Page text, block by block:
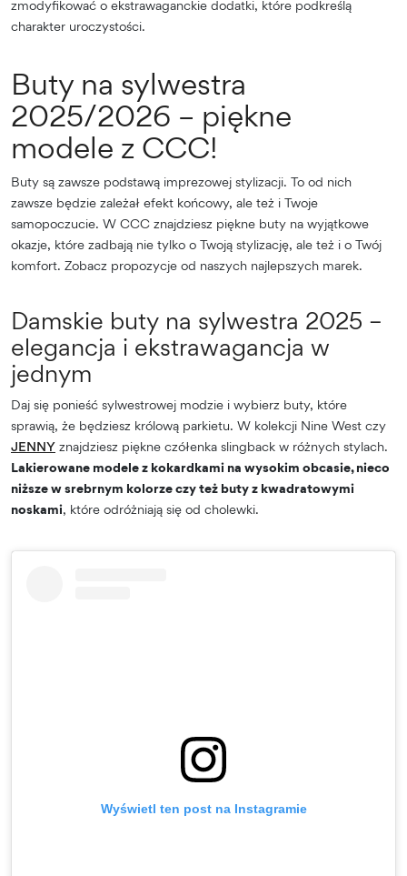
zmodyfikować o ekstrawaganckie dodatki, które podkreślą
charakter uroczystości.
Buty na sylwestra
2025/2026 – piękne
modele z CCC!
Buty są zawsze podstawą imprezowej stylizacji. To od nich
zawsze będzie zależał efekt końcowy, ale też i Twoje
samopoczucie. W CCC znajdziesz piękne buty na wyjątkowe
okazje, które zadbają nie tylko o Twoją stylizację, ale też i o Twój
komfort. Zobacz propozycje od naszych najlepszych marek.
Damskie buty na sylwestra 2025 –
elegancja i ekstrawagancja w
jednym
Daj się ponieść sylwestrowej modzie i wybierz buty, które
sprawią, że będziesz królową parkietu. W kolekcji Nine West czy
JENNY znajdziesz piękne czółenka slingback w różnych stylach.
Lakierowane modele z kokardkami na wysokim obcasie, nieco
niższe w srebrnym kolorze czy też buty z kwadratowymi
noskami, które odróżniają się od cholewki.
Wyświetl ten post na Instagramie